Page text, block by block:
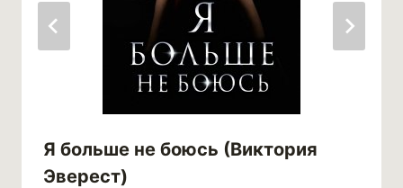
Я больше не боюсь (Виктория
Эверест)